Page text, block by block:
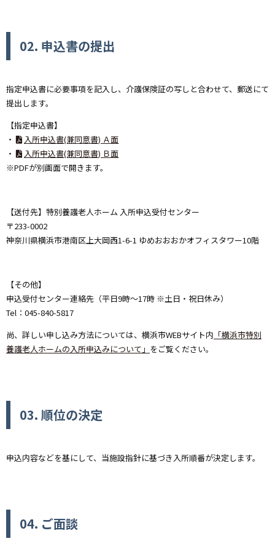
02. 申込書の提出
指定申込書に必要事項を記入し、介護保険証の写しと合わせて、郵送にて
提出します。
【指定申込書】
・
入所申込書(兼同意書) Ａ面
・
入所申込書(兼同意書) Ｂ面
※PDFが別画面で開きます。
【送付先】 特別養護老人ホーム 入所申込受付センター
〒233-0002
神奈川県横浜市港南区上大岡西1-6-1 ゆめおおおかオフィスタワー10階
【その他】
申込受付センター連絡先 （平日9時～17時 ※土日・祝日休み）
Tel：045-840-5817
尚、詳しい申し込み方法については、横浜市WEBサイト内 「横浜市特別
養護老人ホームの入所申込みについて」 をご覧ください。
03. 順位の決定
申込内容などを基にして、当施設指針に基づき入所順番が決定します。
04. ご面談